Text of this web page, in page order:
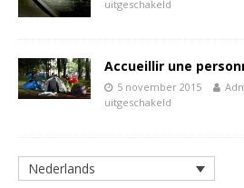
uitgeschakeld
Accueillir une
5 november 2015
uitgeschakeld
Nederlands